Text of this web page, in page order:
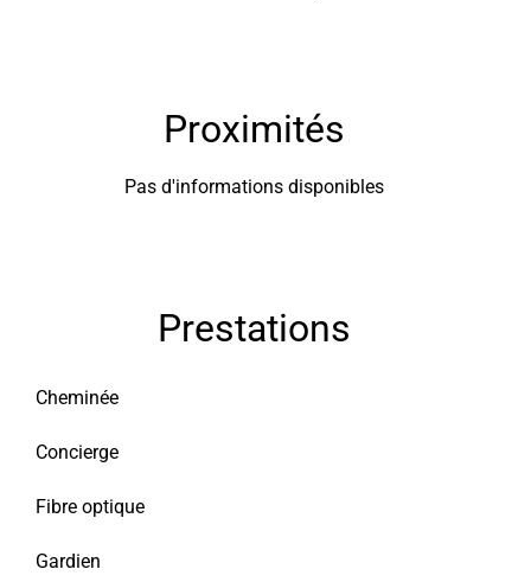
Proximités
Pas d'informations disponibles
Prestations
Cheminée
Concierge
Fibre optique
Gardien